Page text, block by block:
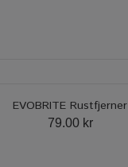
EVOBRITE Rustfjerner
79.00 kr